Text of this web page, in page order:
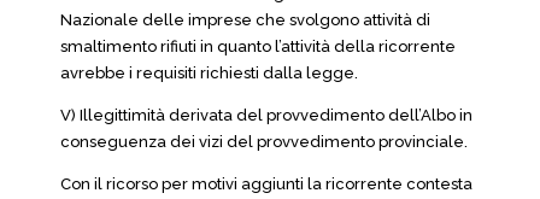
Nazionale delle imprese che svolgono attività di
smaltimento rifiuti in quanto l’attività della ricorrente
avrebbe i requisiti richiesti dalla legge.
V) Illegittimità derivata del provvedimento dell’Albo in
conseguenza dei vizi del provvedimento provinciale.
Con il ricorso per motivi aggiunti la ricorrente contesta